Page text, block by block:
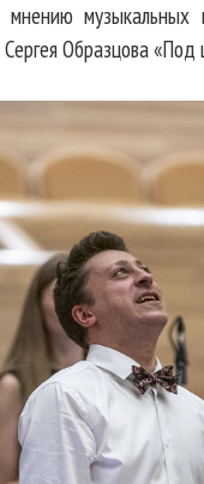
музыкальных
Образцова